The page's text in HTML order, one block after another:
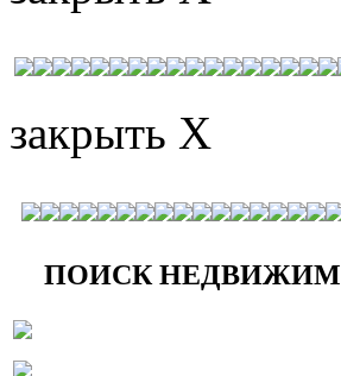
закрыть X
ПОИСК